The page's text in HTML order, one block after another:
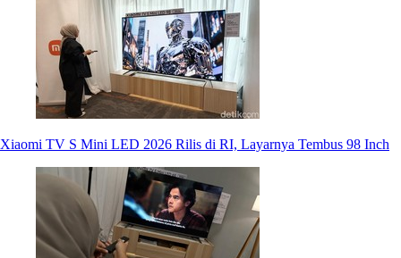
Xiaomi TV S Mini LED 2026 Rilis di RI, Layarnya Tembus 98 Inch